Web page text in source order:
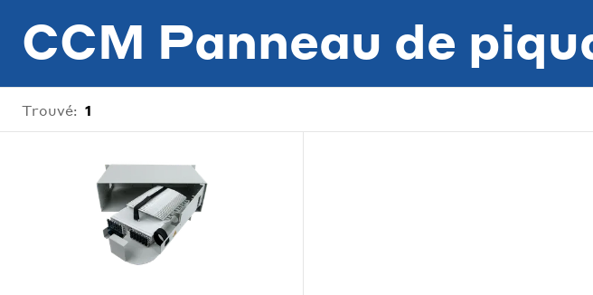
CCM Panneau de
Trouvé: 1